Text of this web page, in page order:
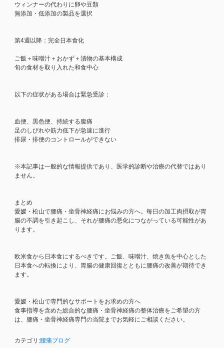
ウィンナーの代わりに卵や豆類
無添加・低添加の製品を選択
第4週以降：完全日本食化
ご飯＋味噌汁＋おかず＋漬物の基本構成
旬の食材を取り入れた和食中心
以下の症状がある場合は緊急受診：
血便、黒色便、持続する腹痛
足のしびれや筋力低下が急速に進行
排尿・排便のコントロールができない
※本記事は一般的な情報提供であり、医学的診断や治療の代替ではあり
ません。
まとめ
愛媛・松山で腰痛・坐骨神経痛にお悩みの方へ。毎日の加工肉摂取が胃
腸の不調を引き起こし、それが腰痛の悪化につながっている可能性があ
ります。
欧米食から日本食にするべきです。ご飯、味噌汁、焼き魚を中心とした
日本食への転換により、胃腸の健康回復とともに腰痛の改善が期待でき
ます。
愛媛・松山で専門的なサポートをお求めの方へ
食事指導を含めた総合的な腰痛・坐骨神経痛の整体治療をご希望の方
は、腰痛・坐骨神経痛専門の当院までお気軽にご相談ください。
カテゴリ:腰痛ブログ